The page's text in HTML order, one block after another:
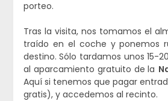
porteo.
Tras la visita, nos tomamos el
traído en el coche y ponemos
destino. Sólo tardamos unos 15-
al aparcamiento gratuito de la
Aquí si tenemos que pagar
gratis), y accedemos al recinto.